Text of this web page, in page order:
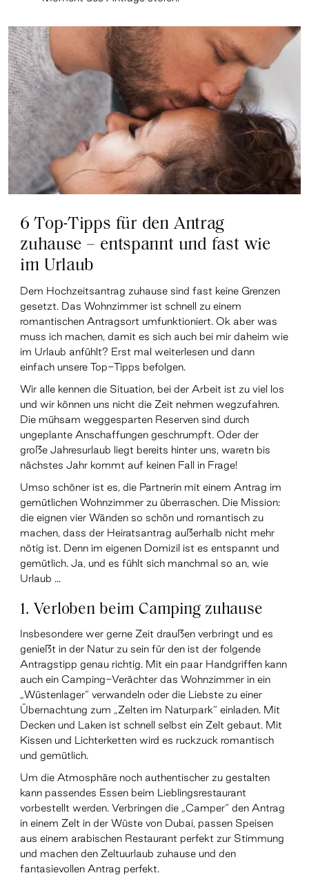
6 Top-Tipps für den Antrag
zuhause – entspannt und fast wie
im Urlaub
Dem Hochzeitsantrag zuhause sind fast keine Grenzen
gesetzt. Das Wohnzimmer ist schnell zu einem
romantischen Antragsort umfunktioniert. Ok aber was
muss ich machen, damit es sich auch bei mir daheim wie
im Urlaub anfühlt? Erst mal weiterlesen und dann
einfach unsere Top-Tipps befolgen.
Wir alle kennen die Situation, bei der Arbeit ist zu viel los
und wir können uns nicht die Zeit nehmen wegzufahren.
Die mühsam weggesparten Reserven sind durch
ungeplante Anschaffungen geschrumpft. Oder der
große Jahresurlaub liegt bereits hinter uns, waretn bis
nächstes Jahr kommt auf keinen Fall in Frage!
Umso schöner ist es, die Partnerin mit einem Antrag im
gemütlichen Wohnzimmer zu überraschen. Die Mission:
die eignen vier Wänden so schön und romantisch zu
machen, dass der Heiratsantrag außerhalb nicht mehr
nötig ist. Denn im eigenen Domizil ist es entspannt und
gemütlich. Ja, und es fühlt sich manchmal so an, wie
Urlaub ...
1. Verloben beim Camping zuhause
Insbesondere wer gerne Zeit draußen verbringt und es
genießt in der Natur zu sein für den ist der folgende
Antragstipp genau richtig. Mit ein paar Handgriffen kann
auch ein Camping-Verächter das Wohnzimmer in ein
„Wüstenlager“ verwandeln oder die Liebste zu einer
Übernachtung zum „Zelten im Naturpark“ einladen. Mit
Decken und Laken ist schnell selbst ein Zelt gebaut. Mit
Kissen und Lichterketten wird es ruckzuck romantisch
und gemütlich.
Um die Atmosphäre noch authentischer zu gestalten
kann passendes Essen beim Lieblingsrestaurant
vorbestellt werden. Verbringen die „Camper“ den Antrag
in einem Zelt in der Wüste von Dubai, passen Speisen
aus einem arabischen Restaurant perfekt zur Stimmung
und machen den Zeltuurlaub zuhause und den
fantasievollen Antrag perfekt.